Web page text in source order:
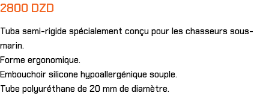
2800 DZD
Tuba semi-rigide spécialement conçu pour les chasseurs sous-
marin.
Forme ergonomique.
Embouchoir silicone hypoallergénique souple.
Tube polyuréthane de 20 mm de diamètre.